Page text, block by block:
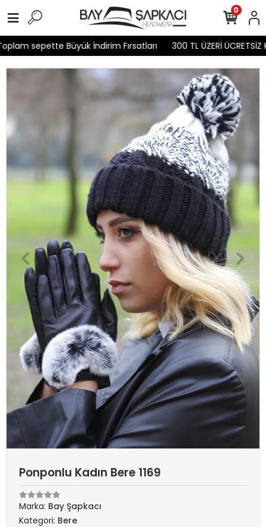
sepette Büyük İndirim Fırsatları 300 TL ÜZERİ ÜCRETSİZ
0
Ponponlu Kadın Bere 1169
Marka: Bay Şapkacı
Kategori: Bere